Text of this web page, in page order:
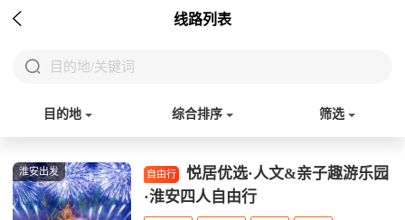
 线路列表
 目的地/关键词
目的地 综合排序 筛选
淮安出发 自由行
悦居优选·人文&亲子趣游乐园
·淮安四人自由行